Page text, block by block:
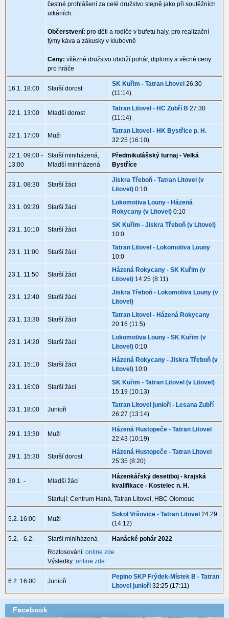
čestné prohlášení za celé družstvo stejně jako při soutěžních
utkáních.
Občerstvení: pro děti a rodiče v bufetu haly, pro realizační
týmy káva a zákusky v klubovně
Ceny: vítězné družstvo obdrží pohár, diplomy a věcné ceny
pro hráče
16.1. 18:00 Starší dorost
SK Kuřim - Tatran Litovel 26:30
(11:14)
22.1. 13:00 Mladší dorost
Tatran Litovel - HC Zubří B 27:30
(11:14)
22.1. 17:00 Muži
Tatran Litovel - HK Bystřice p. H.
32:25 (16:10)
22.1. 09:00 -
13:00
Starší miniházená,
Mladší miniházená
Předmikulášský turnaj - Velká
Bystříce
23.1. 08:30 Starší žáci
Jiskra Třeboň - Tatran Litovel (v
Litovel) 0:10
23.1. 09:20 Starší žáci
Lokomotiva Louny - Házená
Rokycany (v Litovel) 0:10
23.1. 10:10 Starší žáci
SK Kuřim - Jiskra Třeboň (v Litovel)
10:0
23.1. 11:00 Starší žáci
Tatran Litovel - Lokomotiva Louny
10:0
23.1. 11:50 Starší žáci
Házená Rokycany - SK Kuřim (v
Litovel) 14:25 (8:11)
23.1. 12:40 Starší žáci
Jiskra Třeboň - Lokomotiva Louny (v
Litovel)
23.1. 13:30 Starší žáci
Tatran Litovel - Házená Rokycany
20:16 (11:5)
23.1. 14:20 Starší žáci
Lokomotiva Louny - SK Kuřim (v
Litovel) 0:10
23.1. 15:10 Starší žáci
Házená Rokycany - Jiskra Třeboň (v
Litovel) 10:0
23.1. 16:00 Starší žáci
SK Kuřim - Tatran Litovel (v Litovel)
15:19 (10:13)
23.1. 18:00 Junioři
Tatran Litovel junioři - Lesana Zubří
26:27 (13:14)
29.1. 13:30 Muži
Házená Hustopeče - Tatran Litovel
22:43 (10:19)
29.1. 15:30 Starší dorost
Házená Hustopeče - Tatran Litovel
25:35 (8:20)
30.1. - Mladší žáci
Házenkářský desetiboj - krajská
kvalifikace - Kostelec n. H.
Startují: Centrum Haná, Tatran Litovel, HBC Olomouc
5.2. 16:00 Muži
Sokol Vršovice - Tatran Litovel 24:29
(14:12)
5.2. - 6.2. Starší miniházená
Hanácké pohár 2022
Rozlosování:online zde
Výsledky:online zde
6.2. 16:00 Junioři
Pepino SKP Frýdek-Místek B - Tatran
Litovel junioři 32:25 (17:11)
Facebook